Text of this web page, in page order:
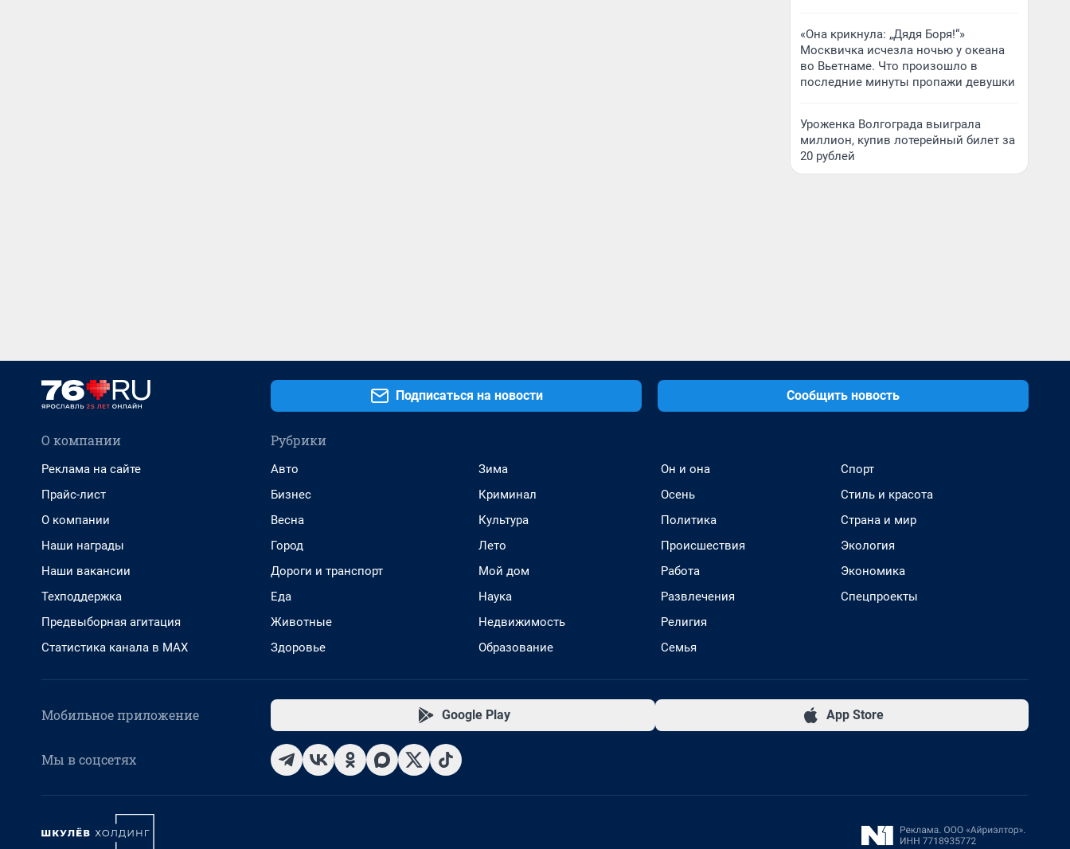
«Она крикнула: „Дядя Боря!“»
Москвичка исчезла ночью у океана
во Вьетнаме. Что произошло в
последние минуты пропажи девушки
Уроженка Волгограда выиграла
миллион, купив лотерейный билет за
20 рублей
Подписаться на новости Сообщить новость
О компании
Реклама на сайте
Прайс-лист
О компании
Наши награды
Наши вакансии
Техподдержка
Предвыборная агитация
Статистика канала в MAX
Рубрики
Авто
Бизнес
Весна
Город
Дороги и транспорт
Еда
Животные
Здоровье
Зима
Криминал
Культура
Лето
Мой дом
Наука
Недвижимость
Образование
Он и она
Осень
Политика
Происшествия
Работа
Развлечения
Религия
Семья
Спорт
Стиль и красота
Страна и мир
Экология
Экономика
Спецпроекты
Мобильное приложение Google Play App Store
Мы в соцсетях